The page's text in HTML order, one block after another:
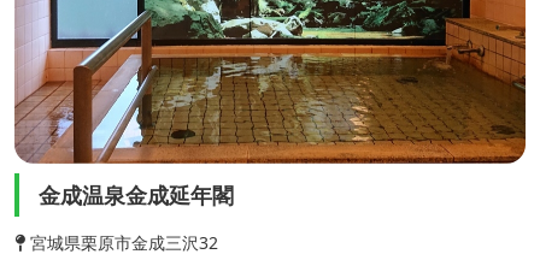
金成温泉金成延年閣
宮城県栗原市金成三沢32